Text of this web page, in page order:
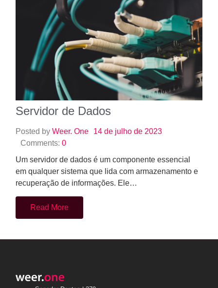
Servidor de Dados
Posted by Weer. One
14 de julho de 2023
Comments: 0
Um servidor de dados é um componente essencial
em qualquer sistema que lida com armazenamento e
recuperação de informações. Ele…
Read More